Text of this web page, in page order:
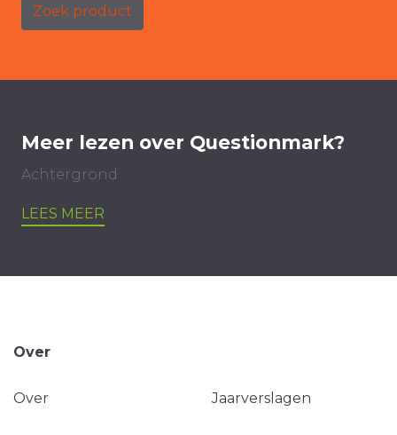
Zoek product
Meer lezen over Questionmark?
Achtergrond
LEES MEER
Over
Over Jaarverslagen